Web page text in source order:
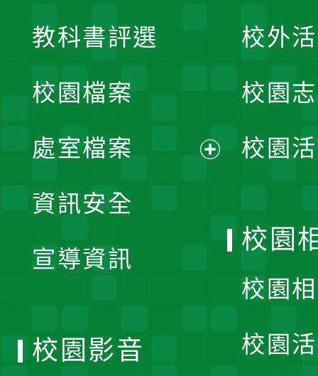
單
教科書評選
校園檔案
處室檔案
資訊安全
宣導資訊
校外
校園
校園
校園
校園
校園
校園影音